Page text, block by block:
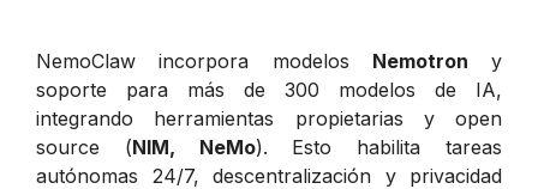
NemoClaw incorpora modelos Nemotron y
soporte para más de 300 modelos de IA,
integrando herramientas propietarias y open
source (NIM, NeMo). Esto habilita tareas
autónomas 24/7, descentralización y privacidad